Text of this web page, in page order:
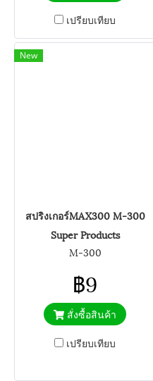
เปรียบเทียบ
New
สปริงเกอร์MAX300 M-300
Super Products
M-300
฿9
สั่งซื้อสินค้า
เปรียบเทียบ